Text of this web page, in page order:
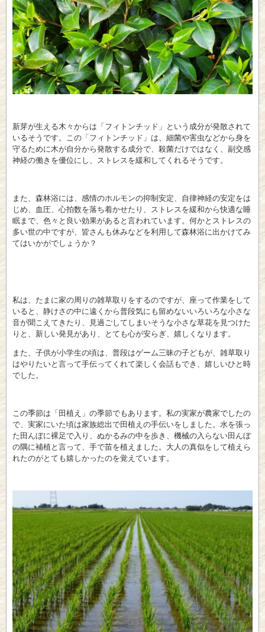
新芽が生える木々からは「フィトンチッド」という成分が発散されて
いるそうです。この「フィトンチッド」は、細菌や害虫などから身を
守るために木が自分から発散する成分で、殺菌だけではなく、副交感
神経の働きを優位にし、ストレスを緩和してくれるそうです。
また、森林浴には、感情のホルモンの抑制安定、自律神経の安定をは
じめ、血圧、心拍数を落ち着かせたり、ストレスを緩和から快適な睡
眠まで、色々と良い効果があると言われています。何かとストレスの
多い世の中ですが、皆さんも休みなどを利用して森林浴に出かけてみ
てはいかがでしょうか？
私は、たまに家の周りの雑草取りをするのですが、座って作業をして
いると、静けさの中に遠くから普段気にも留めないいろいろな小さな
音が聞こえてきたり、見過ごしてしまいそうな小さな草花を見つけた
りと、新しい発見があり、とても心が安らぎ、嬉しくなります。
また、子供が小学生の頃は、普段はゲーム三昧の子どもが、雑草取り
はやりたいと言って手伝ってくれて楽しく会話もでき、嬉しいひと時
でした。
この季節は「田植え」の季節でもあります。私の実家が農家でしたの
で、実家にいた頃は家族総出で田植えの手伝いをしました。水を張っ
た田んぼに裸足で入り、ぬかるみの中を歩き、機械の入らない田んぼ
の隅に補植と言って、手で苗を植えました。大人の真似をして植えら
れたのがとても嬉しかったのを覚えています。